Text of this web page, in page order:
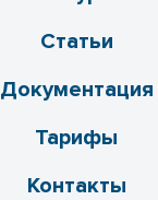
Статьи
Документация
Тарифы
Контакты